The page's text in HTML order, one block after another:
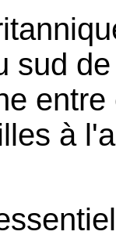
sud
à